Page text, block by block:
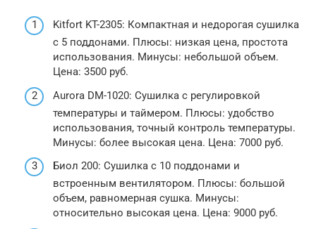
Kitfort KT-2305: Компактная и недорогая сушилка
с 5 поддонами. Плюсы: низкая цена, простота
использования. Минусы: небольшой объем.
Цена: 3500 руб.
Aurora DM-1020: Сушилка с регулировкой
температуры и таймером. Плюсы: удобство
использования, точный контроль температуры.
Минусы: более высокая цена. Цена: 7000 руб.
Биол 200: Сушилка с 10 поддонами и
встроенным вентилятором. Плюсы: большой
объем, равномерная сушка. Минусы:
относительно высокая цена. Цена: 9000 руб.